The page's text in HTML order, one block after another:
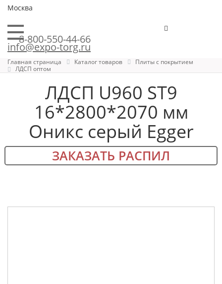
Москва
8-800-550-44-66
info@expo-torg.ru
Главная страница Каталог товаров
Плиты с покрытием
ЛДСП оптом
ЛДСП U960 ST9
16*2800*2070 мм
Оникс серый Egger
ЗАКАЗАТЬ РАСПИЛ